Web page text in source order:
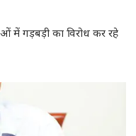
में गड़बड़ी का विरोध कर रहे